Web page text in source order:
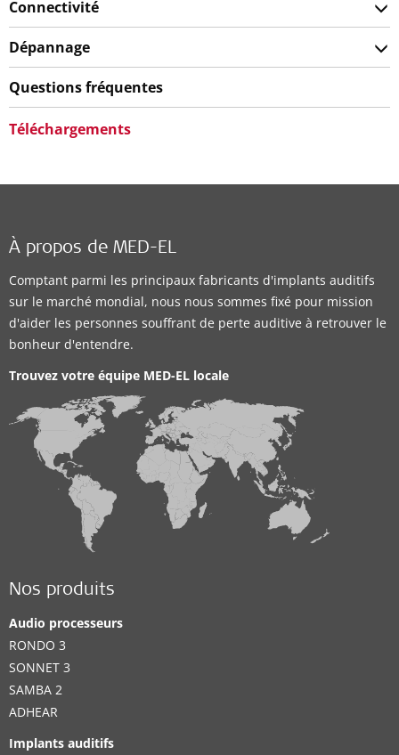
Connectivité
Dépannage
Questions fréquentes
Téléchargements
À propos de MED-EL
Comptant parmi les principaux fabricants d'implants auditifs
sur le marché mondial, nous nous sommes fixé pour mission
d'aider les personnes souffrant de perte auditive à retrouver le
bonheur d'entendre.
Trouvez votre équipe MED-EL locale
Nos produits
Audio processeurs
RONDO 3
SONNET 3
SAMBA 2
ADHEAR
Implants auditifs